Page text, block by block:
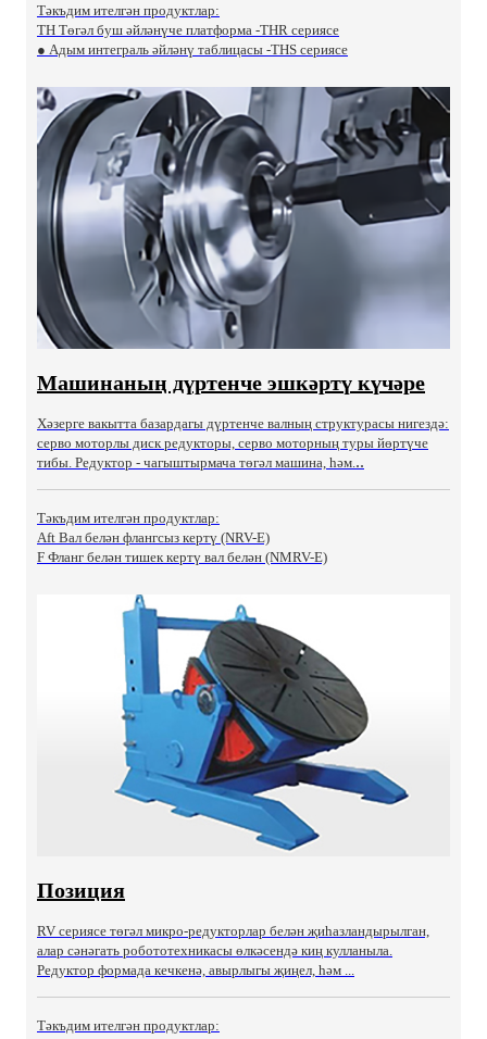
Тәкъдим ителгән продуктлар:
TH Төгәл буш әйләнүче платформа -THR сериясе
● Адым интеграль әйләнү таблицасы -THS сериясе
Машинаның дүртенче эшкәртү күчәре
Хәзерге вакытта базардагы дүртенче валның структурасы нигездә:
серво моторлы диск редукторы, серво моторның туры йөртүче
тибы. Редуктор - чагыштырмача төгәл машина, һәм. ..
Тәкъдим ителгән продуктлар:
Aft Вал белән флангсыз кертү (NRV-E)
F Фланг белән тишек кертү вал белән (NMRV-E)
Позиция
RV сериясе төгәл микро-редукторлар белән җиһазландырылган,
алар сәнәгать робототехникасы өлкәсендә киң кулланыла.
Редуктор формада кечкенә, авырлыгы җиңел, һәм ...
Тәкъдим ителгән продуктлар: